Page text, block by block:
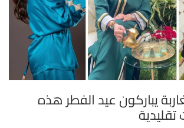
يباركون عيد الفطر هذه
تقليدية